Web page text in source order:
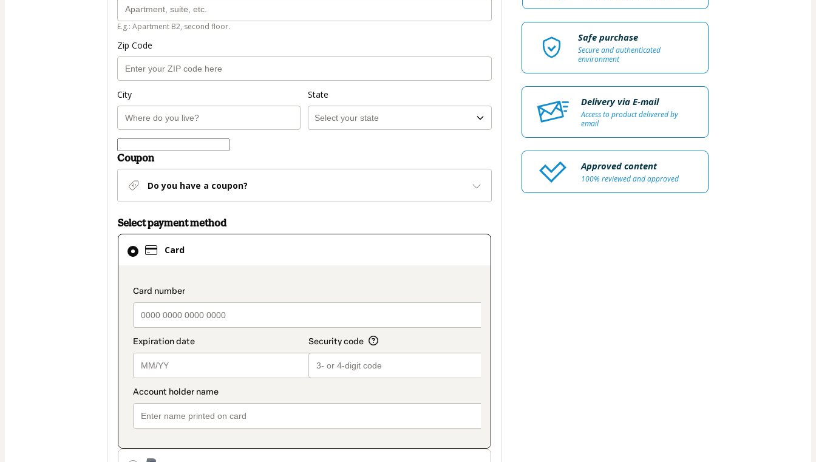
E.g.: Apartment B2, second floor.
Zip Code
City State
Coupon
Do you have a coupon?
Select payment method
Card
payment_data.section_title_v2
Card
selected
method
Safe purchase
Secure and authenticated
environment
Delivery via E-mail
Access to product delivered by
email
Approved content
100% reviewed and approved